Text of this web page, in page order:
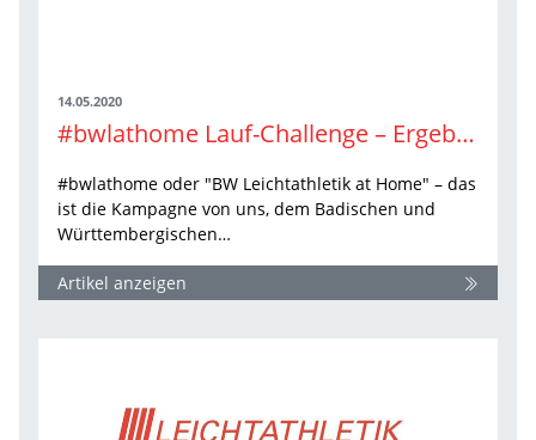
14.05.2020
#bwlathome Lauf-Challenge – Ergebnisse
#bwlathome oder "BW Leichtathletik at Home" – das
ist die Kampagne von uns, dem Badischen und
Württembergischen…
Artikel anzeigen